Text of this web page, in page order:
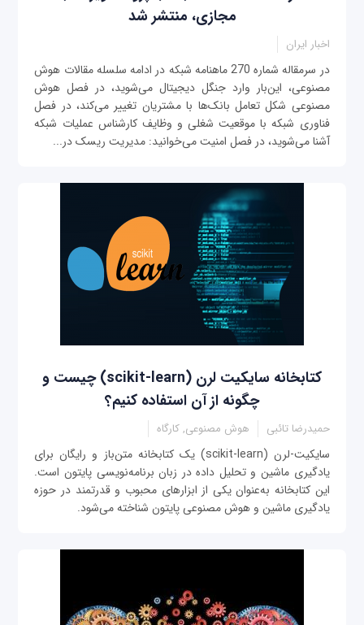
مجازی، منتشر شد
اخبار ایران
در سرمقاله شماره 270 ماهنامه شبکه در ادامه سلسله مقالات هوش
مصنوعی، این‌بار وارد جنگل دیجیتال می‌شوید، در فصل هوش
مصنوعی شکل تعامل بانک‌ها با مشتریان تغییر می‌کند، در فصل
فناوری شبکه با موقعیت شغلی و وظایف کارشناس عملیات شبکه
آشنا می‌شوید، در فصل امنیت می‌خوانید: مدیریت ریسک در...
کتابخانه سایکیت لرن (scikit-learn) چیست و
چگونه از آن استفاده کنیم؟
حمیدرضا تائبی هوش مصنوعی, کارگاه
سایکیت-لرن (scikit-learn) یک کتابخانه متن‌باز و رایگان برای
یادگیری ماشین و تحلیل داده در زبان برنامه‌نویسی پایتون است.
این کتابخانه به‌عنوان یکی از ابزارهای محبوب و قدرتمند در حوزه
یادگیری ماشین و هوش مصنوعی پایتون شناخته می‌شود.